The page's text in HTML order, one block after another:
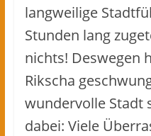
langweilige
Stunden lang
nichts! Deswegen
Rikscha
wundervolle Stadt
dabei: Viele